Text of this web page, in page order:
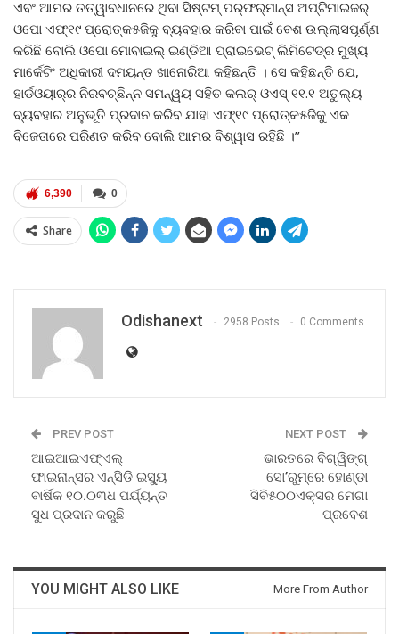
ଏବଂ ଆମର ତତ୍ୱାବଧାନରେ ଥିବା ସିଷ୍ଟମ୍‌ ପର୍‌ଫର୍‌ମାନ୍ସ ଅପ୍ଟିମାଇଜର୍‌
ଓପୋ ଏଫ୍‌୧୯ ପ୍ରୋତ୍କ୫ଜିକୁ ବ୍ୟବହାର କରିବା ପାଇଁ ବେଶ ଉଲ୍ଲାସପୂର୍ଣ୍ଣ
କରିଛି ବୋଲି ଓପୋ ମୋବାଇଲ୍‌ ଇଣ୍ଡିଆ ପ୍ରାଇଭେଟ୍‌ ଲିମିଟେଡ୍‌ର ମୁଖ୍ୟ
ମାର୍କେଟିଂ ଅଧିକାରୀ ଦମୟନ୍ତ ଖାନୋରିଆ କହିଛନ୍ତି । ସେ କହିଛନ୍ତି ଯେ,
ହାର୍ଡଓୟାର୍‌ର ନିରବଚ୍ଛିନ୍ନ ସମନ୍ୱୟ ସହିତ କଲର୍‌ ଓଏସ୍‌ ୧୧.୧ ଅତୁଲ୍ୟ
ବ୍ୟବହାର ଅନୁଭୂତି ପ୍ରଦାନ କରିବ ଯାହା ଏଫ୍‌୧୯ ପ୍ରୋତ୍କ୫ଜିକୁ ଏକ
ବିଜେତାରେ ପରିଣତ କରିବ ବୋଲି ଆମର ବିଶ୍ୱାସ ରହିଛି ।’’
0
6,390
Share
Odishanext 2958 Posts 0 Comments
PREV POST
ଆଇଆଇଏଫ୍‌ଏଲ୍‌
ଫାଇନାନ୍ସର ଏନ୍‌ସିଡି ଇସ୍ୟୁ
ବାର୍ଷିକ ୧୦.୦୩ଧ ପର୍ଯ୍ୟନ୍ତ
ସୁଧ ପ୍ରଦାନ କରୁଛି
NEXT POST
ଭାରତରେ ବିଗ୍‌ୱିଙ୍ଗ୍‌
ସୋ’ରୁମ୍‌ରେ ହୋଣ୍ଡା
ସିବି୫୦୦ଏକ୍ସର ମେଗା
ପ୍ରବେଶ
YOU MIGHT ALSO LIKE More From Author